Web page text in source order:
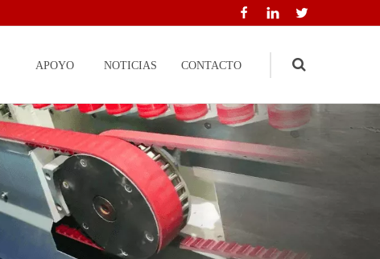
APOYO NOTICIAS CONTACTO
Search